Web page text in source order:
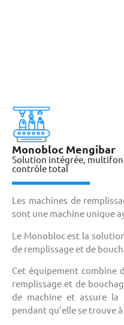
Monobloc Mengibar
Solution intégrée,
contrôle total
Les machines de
sont une machine unique
Le Monobloc est la
de remplissage et de
Cet équipement combine
remplissage et de
de machine et assure la
pendant qu’elle se trouve